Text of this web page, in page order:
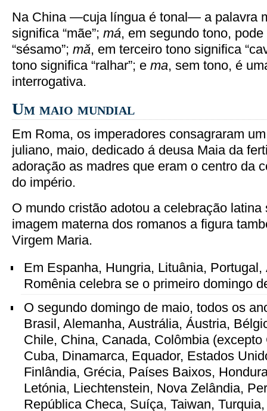
Na China —cuja língua é tonal— a palavra
significa “mãe”; má, em segundo tono,
“sésamo”; mǎ, em terceiro tono significa
tono significa “ralhar”; e ma, sem tono, é
interrogativa.
Um maio mundial
Em Roma, os imperadores consagraram
juliano, maio, dedicado á deusa Maia da
adoração as madres que eram o centro da
do império.
O mundo cristão adotou a celebração latina
imagem materna dos romanos a figura
Virgem Maria.
Em Espanha, Hungria, Lituânia,
Romênia celebra se o primeiro domingo
O segundo domingo de maio, todos os
Brasil, Alemanha, Austrália, Áustria,
Chile, China, Canada, Colômbia
Cuba, Dinamarca, Equador, Estados
Finlândia, Grécia, Países Baixos,
Letónia, Liechtenstein, Nova Zelândia,
República Checa, Suíça, Taiwan,